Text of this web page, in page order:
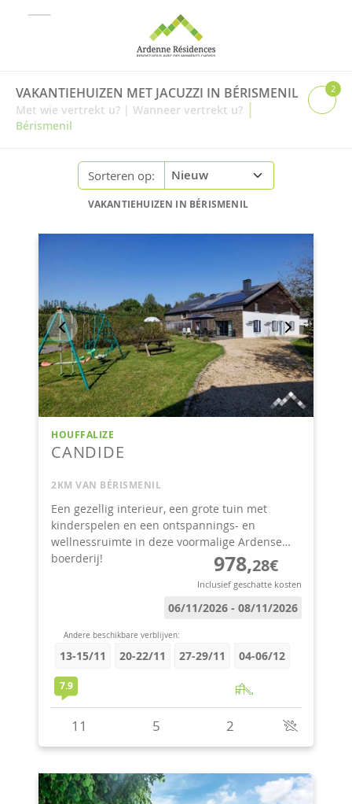
VAKANTIEHUIZEN MET JACUZZI IN BÉRISMENIL
Met wie vertrekt u? | Wanneer vertrekt u? |
Bérismenil
2
Sorteren op:
VAKANTIEHUIZEN IN BÉRISMENIL